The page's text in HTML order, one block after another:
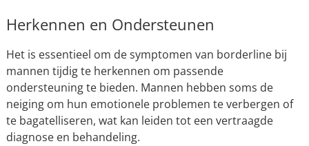
Herkennen en Ondersteunen
Het is essentieel om de symptomen van borderline bij
mannen tijdig te herkennen om passende
ondersteuning te bieden. Mannen hebben soms de
neiging om hun emotionele problemen te verbergen of
te bagatelliseren, wat kan leiden tot een vertraagde
diagnose en behandeling.